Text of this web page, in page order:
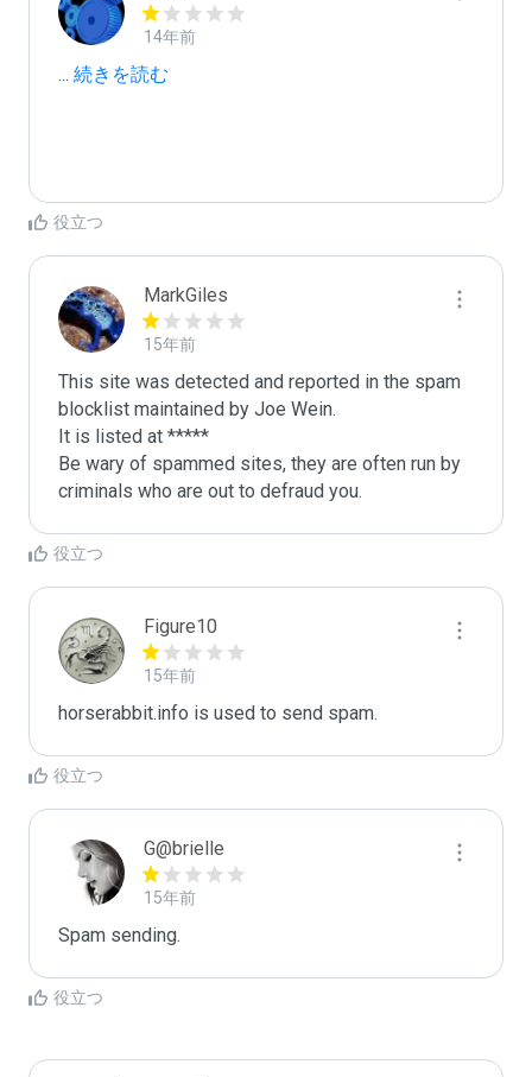
14年前
... 続きを読む
役立つ
MarkGiles
15年前
This site was detected and reported in the spam
blocklist maintained by Joe Wein.
It is listed at *****
Be wary of spammed sites, they are often run by
criminals who are out to defraud you.
役立つ
Figure10
15年前
horserabbit.info is used to send spam.
役立つ
G@brielle
15年前
Spam sending.
役立つ